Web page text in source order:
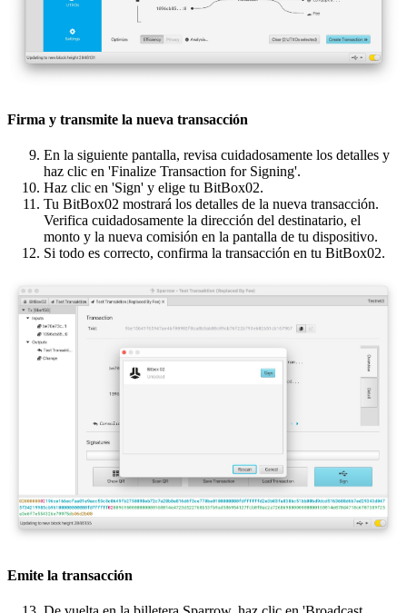
Firma y transmite la nueva transacción
En la siguiente pantalla, revisa cuidadosamente los detalles y
haz clic en 'Finalize Transaction for Signing'.
Haz clic en 'Sign' y elige tu BitBox02.
Tu BitBox02 mostrará los detalles de la nueva transacción.
Verifica cuidadosamente la dirección del destinatario, el
monto y la nueva comisión en la pantalla de tu dispositivo.
Si todo es correcto, confirma la transacción en tu BitBox02.
Emite la transacción